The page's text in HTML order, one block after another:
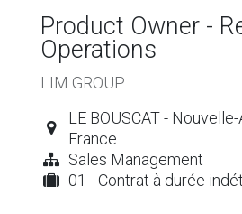
Product Owner -
Operations
LIM GROUP
LE BOUSCAT -
France
Sales Management
01 - Contrat à durée